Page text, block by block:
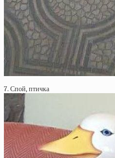
7. Спой, птичка